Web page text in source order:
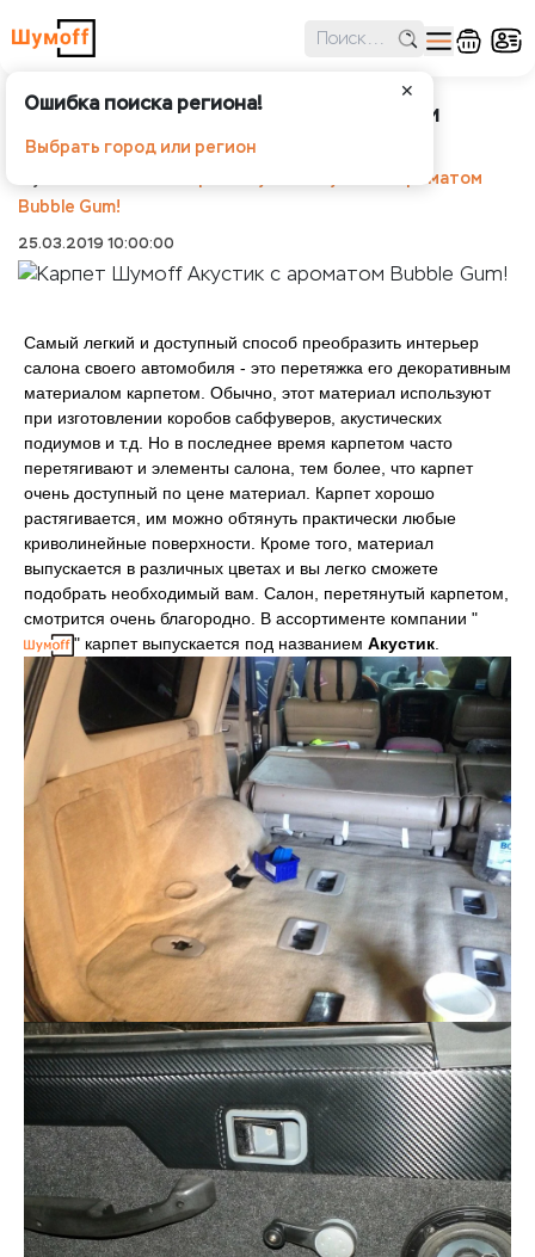
✕
Ошибка поиска региона!
Выбрать город или регион
Карпет Шумoff Акустик с ароматом
Bubble Gum!
Карпет Шумoff Акустик с ароматом
Bubble Gum!
25.03.2019 10:00:00
Самый легкий и доступный способ преобразить интерьер
салона своего автомобиля - это перетяжка его декоративным
материалом карпетом. Обычно, этот материал используют
при изготовлении коробов сабфуверов, акустических
подиумов и т.д. Но в последнее время карпетом часто
перетягивают и элементы салона, тем более, что карпет
очень доступный по цене материал. Карпет хорошо
растягивается, им можно обтянуть практически любые
криволинейные поверхности. Кроме того, материал
выпускается в различных цветах и вы легко сможете
подобрать необходимый вам. Салон, перетянутый карпетом,
смотрится очень благородно. В ассортименте компании "
" карпет выпускается под названием Акустик